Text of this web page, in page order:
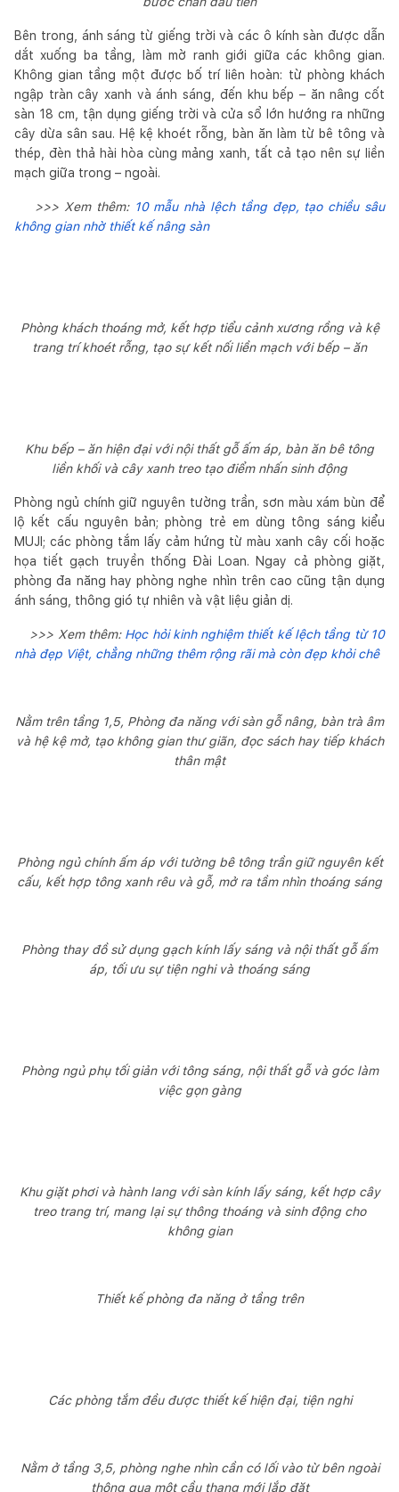
Bên trong, ánh sáng từ giếng trời và các ô kính sàn được dẫn
dắt xuống ba tầng, làm mờ ranh giới giữa các không gian.
Không gian tầng một được bố trí liên hoàn: từ phòng khách
ngập tràn cây xanh và ánh sáng, đến khu bếp – ăn nâng cốt
sàn 18 cm, tận dụng giếng trời và cửa sổ lớn hướng ra những
cây dừa sân sau. Hệ kệ khoét rỗng, bàn ăn làm từ bê tông và
thép, đèn thả hài hòa cùng mảng xanh, tất cả tạo nên sự liền
mạch giữa trong – ngoài.
>>> Xem thêm: 10 mẫu nhà lệch tầng đẹp, tạo chiều sâu
không gian nhờ thiết kế nâng sàn
Phòng khách thoáng mở, kết hợp tiểu cảnh xương rồng và kệ
trang trí khoét rỗng, tạo sự kết nối liền mạch với bếp – ăn
Khu bếp – ăn hiện đại với nội thất gỗ ấm áp, bàn ăn bê tông
liền khối và cây xanh treo tạo điểm nhấn sinh động
Phòng ngủ chính giữ nguyên tường trần, sơn màu xám bùn để
lộ kết cấu nguyên bản; phòng trẻ em dùng tông sáng kiểu
MUJI; các phòng tắm lấy cảm hứng từ màu xanh cây cối hoặc
họa tiết gạch truyền thống Đài Loan. Ngay cả phòng giặt,
phòng đa năng hay phòng nghe nhìn trên cao cũng tận dụng
ánh sáng, thông gió tự nhiên và vật liệu giản dị.
>>> Xem thêm: Học hỏi kinh nghiệm thiết kế lệch tầng từ 10
nhà đẹp Việt, chẳng những thêm rộng rãi mà còn đẹp khỏi chê
Nằm trên tầng 1,5, Phòng đa năng với sàn gỗ nâng, bàn trà âm
và hệ kệ mở, tạo không gian thư giãn, đọc sách hay tiếp khách
thân mật
Phòng ngủ chính ấm áp với tường bê tông trần giữ nguyên kết
cấu, kết hợp tông xanh rêu và gỗ, mở ra tầm nhìn thoáng sáng
Phòng thay đồ sử dụng gạch kính lấy sáng và nội thất gỗ ấm
áp, tối ưu sự tiện nghi và thoáng sáng
Phòng ngủ phụ tối giản với tông sáng, nội thất gỗ và góc làm
việc gọn gàng
Khu giặt phơi và hành lang với sàn kính lấy sáng, kết hợp cây
treo trang trí, mang lại sự thông thoáng và sinh động cho
không gian
Thiết kế phòng đa năng ở tầng trên
Các phòng tắm đều được thiết kế hiện đại, tiện nghi
Nằm ở tầng 3,5, phòng nghe nhìn cần có lối vào từ bên ngoài
thông qua một cầu thang mới lắp đặt